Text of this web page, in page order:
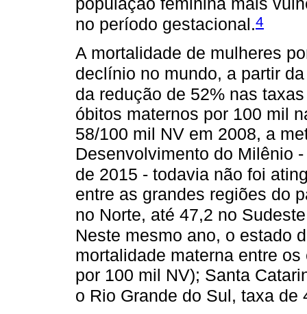
no período gestacional.4
A mortalidade de mulheres
declínio no mundo, a partir
da redução de 52% nas
óbitos maternos por 100 mil
58/100 mil NV em 2008, a
Desenvolvimento do Milênio
de 2015 - todavia não foi
entre as grandes regiões do
no Norte, até 47,2 no
Neste mesmo ano, o estado
mortalidade materna entre
por 100 mil NV); Santa
o Rio Grande do Sul, taxa de